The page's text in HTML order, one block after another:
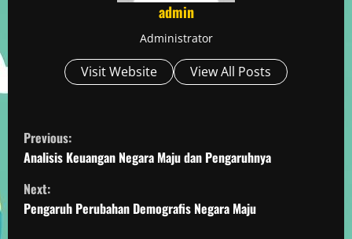
admin
Administrator
Visit Website View All Posts
C
o
n
Previous:
Analisis Keuangan Negara Maju dan Pengaruhnya
Next:
Pengaruh Perubahan Demografis Negara Maju